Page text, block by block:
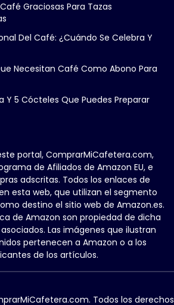
Graciosas Para Tazas
Del Café: ¿Cuándo Se Celebra Y
Necesitan Café Como Abono Para
Y 5 Cócteles Que Puedes Preparar
portal, ComprarMiCafetera.com,
de Afiliados de Amazon EU, e
adscritas. Todos los enlaces de
esta web, que utilizan el segmento
destino el sitio web de Amazon.es.
de Amazon son propiedad de dicha
Las imágenes que ilustran
pertenecen a Amazon o a los
de los artículos.
Todos los derechos